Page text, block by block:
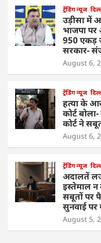
ट्रेंडिंग न्यूज
उड़ीसा में
भाजपा
950 एकड़
सरकार-
August 6,
ट्रेंडिंग न्यूज
हत्या के
कोर्ट
कोर्ट ने
August 6,
ट्रेंडिंग न्यूज
अदालतें
इस्तेमाल न
सबूतों पर
सुनवाई पर
August 5,